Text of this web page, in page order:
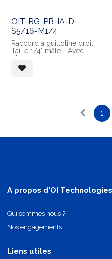
OIT-RG-PB-IA-D-
S5/16-M1/4
Raccord à guillotine droit
Taille 1/4" mâle - Avec
obturateur
Raccordement sapin pour
tube 5/16" Ext
.
1
A propos d'OI Technologies
Qui sommes nous ?
Nos engagements
Liens utiles